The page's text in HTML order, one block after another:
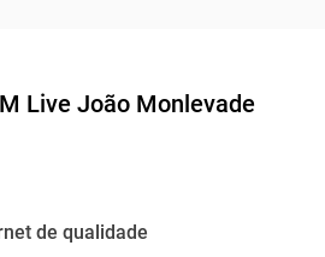
Live João Monlevade
de qualidade